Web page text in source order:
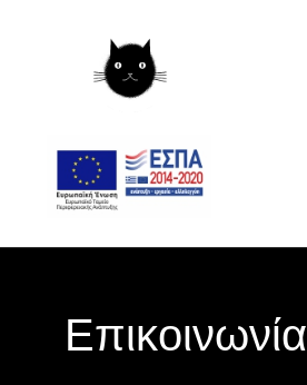
Επικοινωνία